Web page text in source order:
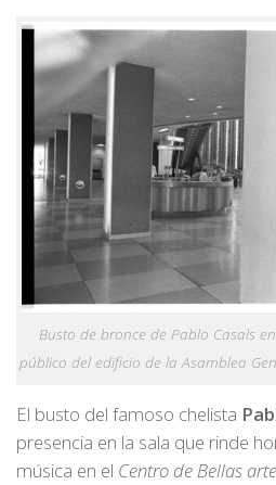
Busto de bronce de Pablo Casals
público del edificio de la Asamblea
El busto del famoso chelista
presencia en la sala que rinde
música en el Centro de Bellas